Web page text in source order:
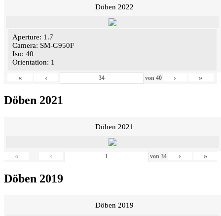
Döben 2022
Aperture: 1.7
Camera: SM-G950F
Iso: 40
Orientation: 1
«
‹ von 40 › »
Döben 2021
Döben 2021
« ‹ von 34 › »
Döben 2019
Döben 2019